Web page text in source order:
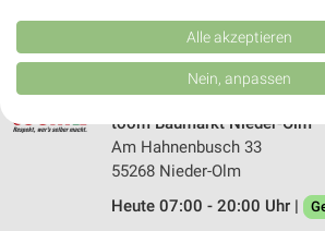
Heute 08:00 - 20:00 Uhr |
450,78 km • Angebote: 1
toom Baumarkt Nieder-Olm
Am Hahnenbusch 33
55268 Nieder-Olm
Heute 07:00 - 20:00 Uhr |
Kombinationen von Daten aus verschiedenen
Verbesserung der Angebote. Verwendung
von Inhalten.
Daten können außerhalb der Europäischen Union
Website/App.
Partnerliste anzeigen (1 IAB-Anbieter)
IAB-Verarbeitungszwecke:
Alle akzeptieren
Nein, anpassen